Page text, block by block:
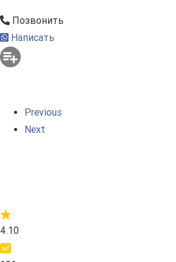
Позвонить
Написать
Previous
Next
4.10